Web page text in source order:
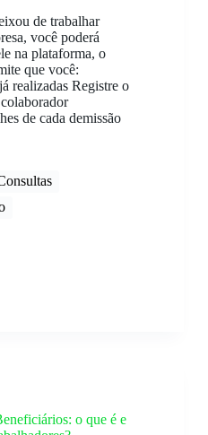
de trabalhar
você poderá
na plataforma, o
que você:
realizadas Registre o
de cada demissão
o que é e